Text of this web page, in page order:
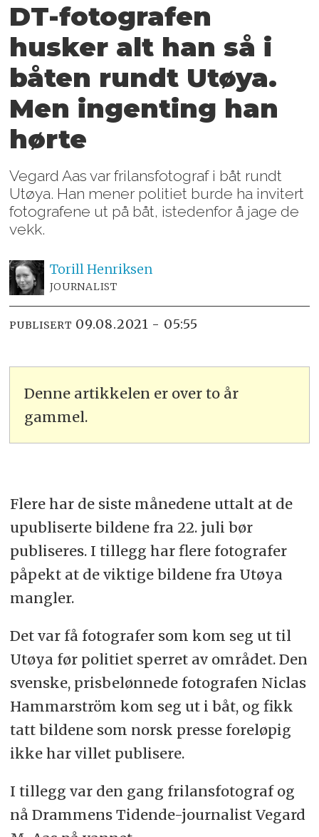
DT-fotografen
husker alt han så i
båten rundt Utøya.
Men ingenting han
hørte
Vegard Aas var frilansfotograf i båt rundt
Utøya. Han mener politiet burde ha invitert
fotografene ut på båt, istedenfor å jage de
vekk.
TorillHenriksen
JOURNALIST
PUBLISERT 09.08.2021 - 05:55
Denne artikkelen er over to år
gammel.
Flere har de siste månedene uttalt at de
upubliserte bildene fra 22. juli bør
publiseres. I tillegg har flere fotografer
påpekt at de viktige bildene fra Utøya
mangler.
Det var få fotografer som kom seg ut til
Utøya før politiet sperret av området. Den
svenske, prisbelønnede fotografen Niclas
Hammarström kom seg ut i båt, og fikk
tatt bildene som norsk presse foreløpig
ikke har villet publisere.
I tillegg var den gang frilansfotograf og
nå Drammens Tidende-journalist Vegard